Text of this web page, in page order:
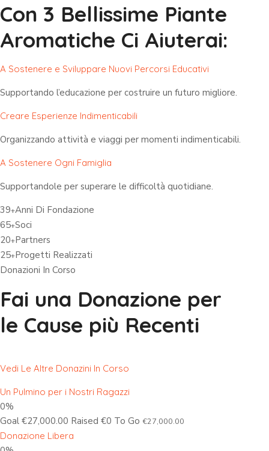
Con 3 Bellissime Piante
Aromatiche Ci Aiuterai:
A Sostenere e Sviluppare Nuovi Percorsi Educativi
Supportando l’educazione per costruire un futuro migliore.
Creare Esperienze Indimenticabili
Organizzando attività e viaggi per momenti indimenticabili.
A Sostenere Ogni Famiglia
Supportandole per superare le difficoltà quotidiane.
39+Anni Di Fondazione
65+Soci
20+Partners
25+Progetti Realizzati
Donazioni In Corso
Fai una Donazione per
le Cause più Recenti
Vedi Le Altre Donazini In Corso
Un Pulmino per i Nostri Ragazzi
0%
Goal €27,000.00 Raised €0 To Go €27,000.00
Donazione Libera